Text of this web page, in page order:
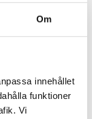
Om
innehållet
funktioner
Vi
EDGE 4-